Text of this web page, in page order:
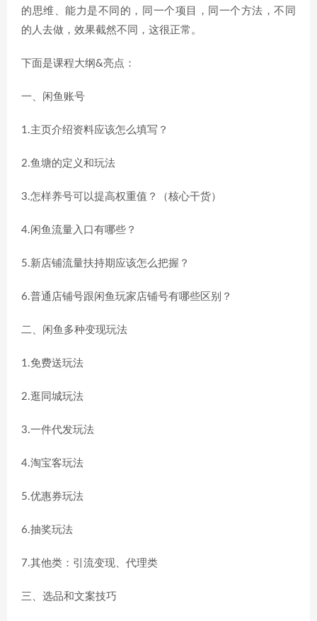
的思维、能力是不同的，同一个项目，同一个方法，不同
的人去做，效果截然不同，这很正常。
下面是课程大纲&亮点：
一、闲鱼账号
1.主页介绍资料应该怎么填写？
2.鱼塘的定义和玩法
3.怎样养号可以提高权重值？（核心干货）
4.闲鱼流量入口有哪些？
5.新店铺流量扶持期应该怎么把握？
6.普通店铺号跟闲鱼玩家店铺号有哪些区别？
二、闲鱼多种变现玩法
1.免费送玩法
2.逛同城玩法
3.一件代发玩法
4.淘宝客玩法
5.优惠券玩法
6.抽奖玩法
7.其他类：引流变现、代理类
三、选品和文案技巧